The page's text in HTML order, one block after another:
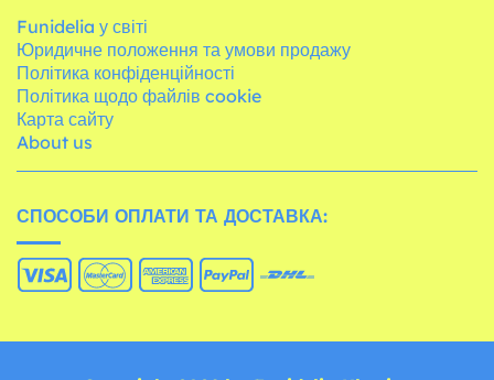
Funidelia у світі
Юридичне положення та умови продажу
Політика конфіденційності
Політика щодо файлів cookie
Карта сайту
About us
СПОСОБИ ОПЛАТИ ТА ДОСТАВКА: